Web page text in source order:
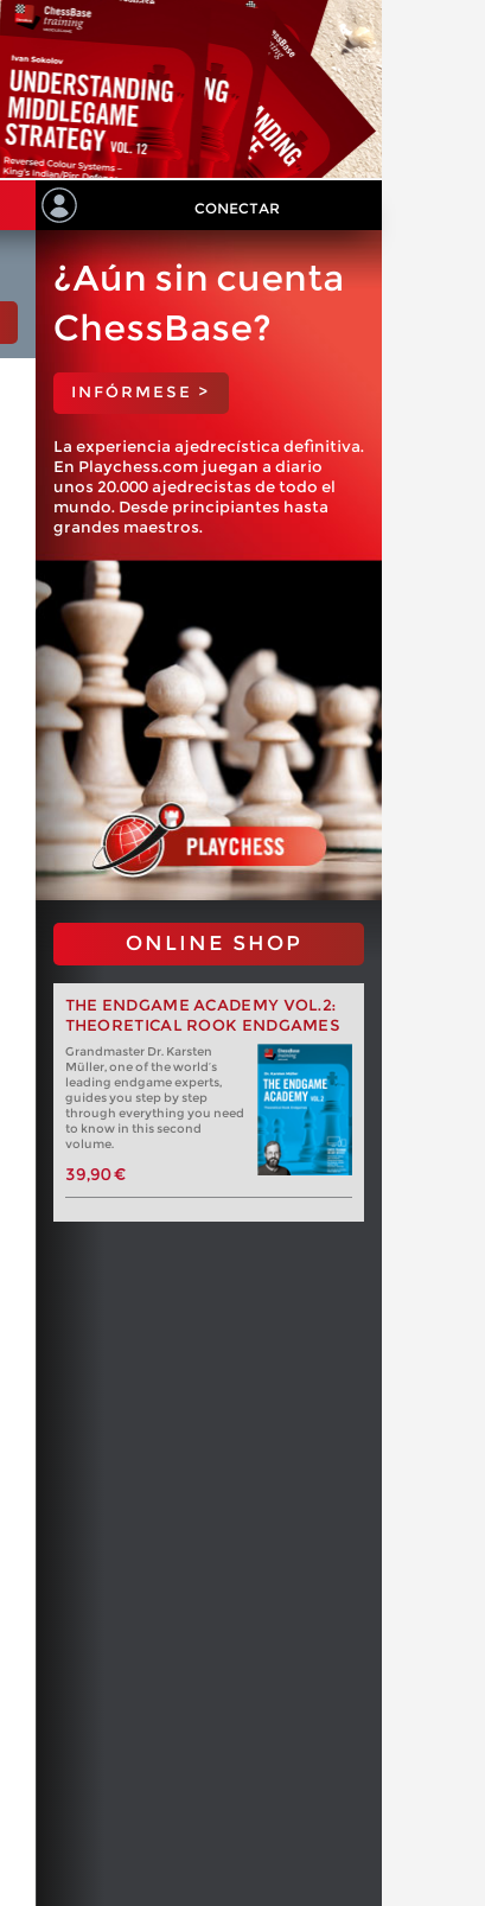
CONECTAR
¿Aún sin cuenta
ChessBase?
INFÓRMESE >
La experiencia ajedrecística definitiva.
En Playchess.com juegan a diario
unos 20.000 ajedrecistas de todo el
mundo. Desde principiantes hasta
grandes maestros.
ONLINE SHOP
THE ENDGAME ACADEMY VOL.2:
THEORETICAL ROOK ENDGAMES
Grandmaster Dr. Karsten
Müller, one of the world’s
leading endgame experts,
guides you step by step
through everything you need
to know in this second
volume.
39,90 €